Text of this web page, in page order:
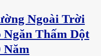
Ngoài Trời
Ngăn Thấm Dột
Năm